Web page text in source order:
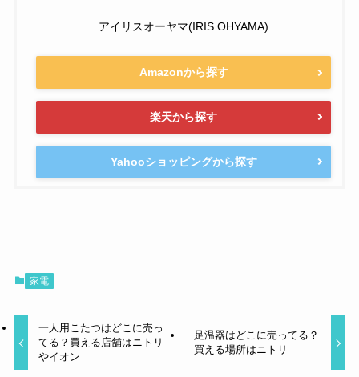
アイリスオーヤマ(IRIS OHYAMA)
Amazonから探す
楽天から探す
Yahooショッピングから探す
家電
一人用こたつはどこに売っ
てる？買える店舗はニトリ
やイオン
足温器はどこに売ってる？
買える場所はニトリ